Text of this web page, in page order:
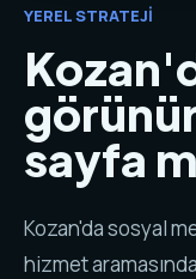
YEREL STRATEJI
sayfa
Kozan'da sosyal
hizmet